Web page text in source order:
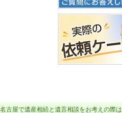
名古屋で遺産相続と遺言相談をお考えの際